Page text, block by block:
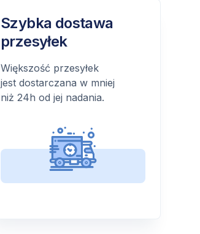
Szybka dostawa
przesyłek
Większość przesyłek
jest dostarczana w mniej
niż 24h od jej nadania.